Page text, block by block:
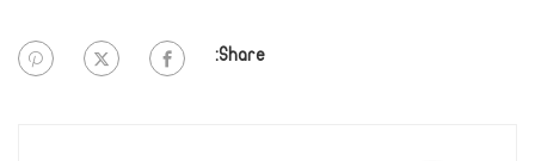
Share: